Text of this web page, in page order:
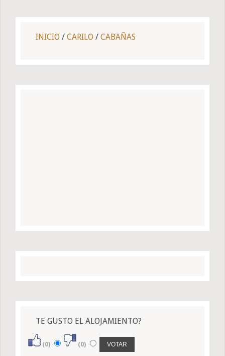
INICIO / CARILO / CABAÑAS
TE GUSTO EL ALOJAMIENTO?
(0) (0)